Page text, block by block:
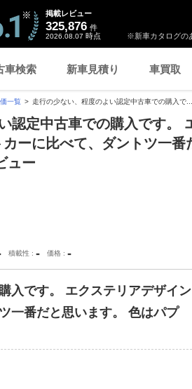
※新車カタログの
掲載レビュー
325,876 件
2026.08.07 時点
車検索 新車見積り 車買取
一覧 走行の少ない、程度のよい認定中古車での購入で...
認定中古車での購入です。
ーに比べて、ダントツ一番
ュー
積載性 - 価格 -
入です。 エクステリアデザイン
一番だと思います。 色はパプ